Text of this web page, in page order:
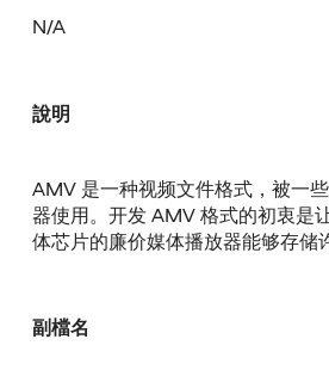
N/A
說明
AMV 是一种视频文件格式，被一
器使用。开发 AMV 格式的初衷是
体芯片的廉价媒体播放器能够存储
副檔名